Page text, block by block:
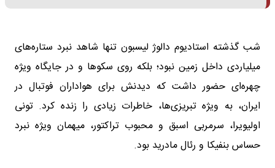
شب گذشته استادیوم دالوژ لیسبون تنها شاهد نبرد ستاره‌های
میلیاردی داخل زمین نبود؛ بلکه روی سکوها و در جایگاه ویژه
چهره‌ای حضور داشت که دیدنش برای هواداران فوتبال در
ایران، به ویژه تبریزی‌ها، خاطرات زیادی را زنده کرد. تونی
اولیویرا، سرمربی اسبق و محبوب تراکتور، میهمان ویژه نبرد
حساس بنفیکا و رئال مادرید بود.